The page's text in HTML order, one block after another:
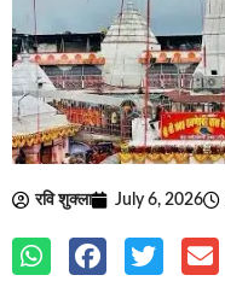
रवि शुक्ला July 6, 2026